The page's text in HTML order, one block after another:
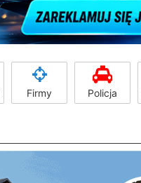
Firmy Policja